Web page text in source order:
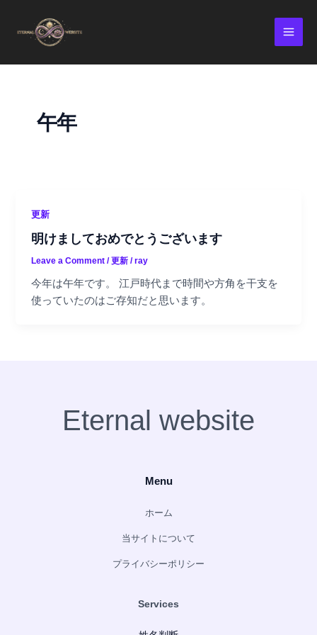
content
午年
更新
明けましておめでとうございます
Leave a Comment /更新 /ray
今年は午年です。 江戸時代まで時間や方角を干支を
使っていたのはご存知だと思います。
Eternal website
Menu
ホーム
当サイトについて
プライバシーポリシー
Services